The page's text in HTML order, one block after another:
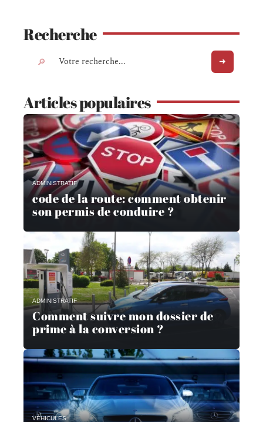
Recherche
Articles populaires
ADMINISTRATIF
code de la route: comment obtenir
son permis de conduire ?
ADMINISTRATIF
Comment suivre mon dossier de
prime à la conversion ?
VÉHICULES